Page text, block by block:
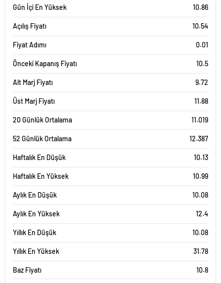
Gün İçi En Yüksek 10.86
Açılış Fiyatı 10.54
Fiyat Adımı 0.01
Önceki Kapanış Fiyatı 10.5
Alt Marj Fiyatı 9.72
Üst Marj Fiyatı 11.88
20 Günlük Ortalama 11.019
52 Günlük Ortalama 12.387
Haftalık En Düşük 10.13
Haftalık En Yüksek 10.99
Aylık En Düşük 10.08
Aylık En Yüksek 12.4
Yıllık En Düşük 10.08
Yıllık En Yüksek 31.78
Baz Fiyatı 10.8